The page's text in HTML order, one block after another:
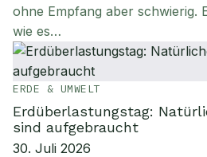
ohne Empfang aber schwierig.
wie es…
ERDE & UMWELT
Erdüberlastungstag:
sind aufgebraucht
30. Juli 2026